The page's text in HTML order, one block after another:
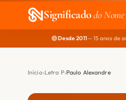
Significadodo Nome
Desde 2011— 15 anos de
Início Letra P Paulo Alexandre